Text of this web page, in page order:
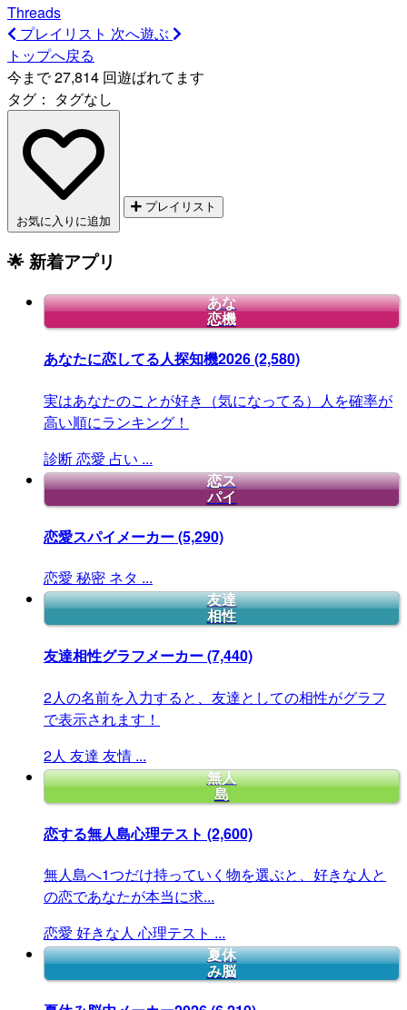
Threads
プレイリスト 次へ遊ぶ
トップへ戻る
今まで 27,814 回遊ばれてます
タグ： タグなし
お気に入りに追加
プレイリスト
🌟 新着アプリ
あな
恋機
あなたに恋してる人探知機2026(2,580)
実はあなたのことが好き（気になってる）人を確率が
高い順にランキング！
診断恋愛 占い ...
恋ス
パイ
恋愛スパイメーカー(5,290)
恋愛 秘密 ネタ ...
友達
相性
友達相性グラフメーカー(7,440)
2人の名前を入力すると、友達としての相性がグラフ
で表示されます！
2人 友達 友情 ...
無人
島
恋する無人島心理テスト (2,600)
無人島へ1つだけ持っていく物を選ぶと、好きな人と
の恋であなたが本当に求...
恋愛 好きな人 心理テスト ...
夏休
み脳